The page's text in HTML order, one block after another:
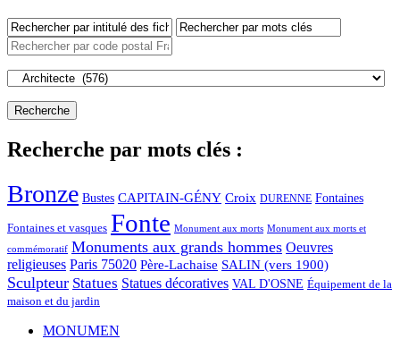
Recherche par mots clés :
Bronze Bustes CAPITAIN-GÉNY Croix DURENNE Fontaines
Fontaines et vasques Fonte Monument aux morts Monument aux morts et
commémoratif Monuments aux grands hommes Oeuvres
religieuses Paris 75020 Père-Lachaise SALIN (vers 1900)
Sculpteur Statues Statues décoratives VAL D'OSNE Équipement de la
maison et du jardin
MONUMEN